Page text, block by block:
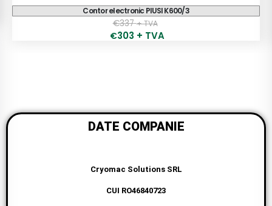
Contor electronic PIUSI K600/3
€337 + TVA
€303 + TVA
DATE COMPANIE
Cryomac Solutions SRL
CUI RO46840723